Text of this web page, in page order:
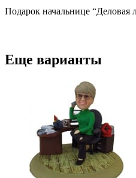
Подарок начальнице “Деловая
Еще варианты